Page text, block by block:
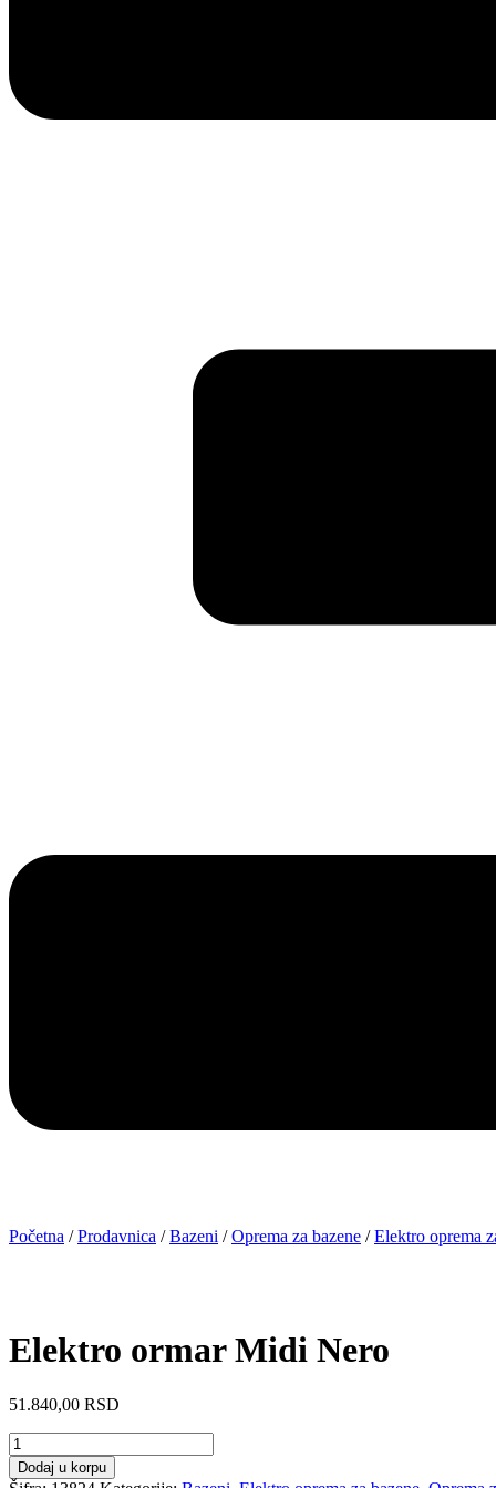
Početna /Prodavnica /Bazeni /Oprema za bazene /Elektro oprema
Elektro ormar Midi Nero
51.840,00 RSD
Elektro
ormar
Midi
Dodaj u korpu